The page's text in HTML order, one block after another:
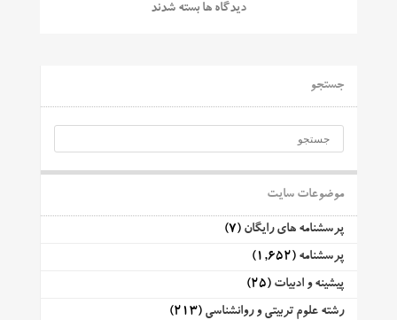
دیدگاه ها بسته شدند
جستجو
موضوعات سایت
پرسشنامه های رایگان (7)
پرسشنامه (1,652)
پیشینه و ادبیات (25)
رشته علوم تربیتی و روانشناسی (213)